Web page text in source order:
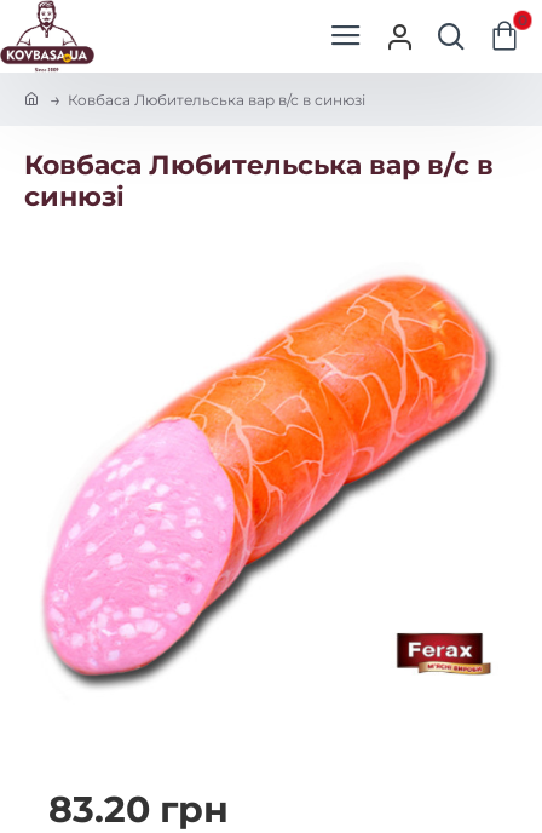
0
e
Ковбаса Любительська вар в/с в синюзі
Ковбаса Любительська вар в/с в
синюзі
83.20 грн